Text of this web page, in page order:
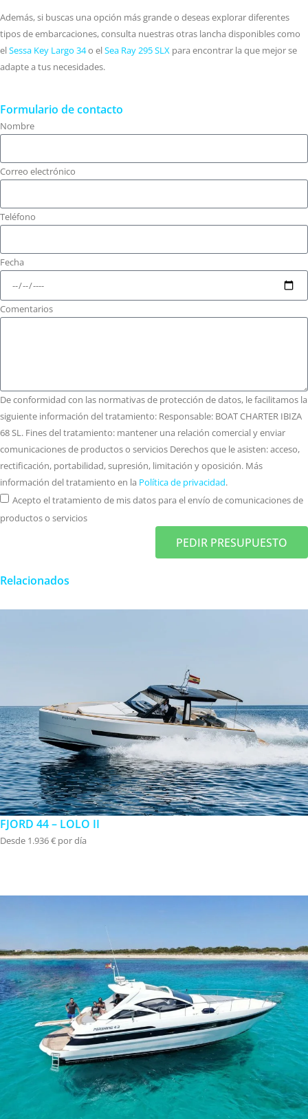
Además, si buscas una opción más grande o deseas explorar diferentes
tipos de embarcaciones, consulta nuestras otras lancha disponibles como
elSessa Key Largo 34o elSea Ray 295 SLX para encontrar la que mejor se
adapte a tus necesidades.
Formulario de contacto
Nombre
Correo electrónico
Teléfono
Fecha
Comentarios
De conformidad con las normativas de protección de datos, le facilitamos la
siguiente información del tratamiento: Responsable: BOAT CHARTER IBIZA
68 SL. Fines del tratamiento: mantener una relación comercial y enviar
comunicaciones de productos o servicios Derechos que le asisten: acceso,
rectificación, portabilidad, supresión, limitación y oposición. Más
información del tratamiento en la Política de privacidad.
Acepto el tratamiento de mis datos para el envío de comunicaciones de
productos o servicios
PEDIR PRESUPUESTO
Relacionados
FJORD 44 – LOLO II
Desde 1.936 € por día